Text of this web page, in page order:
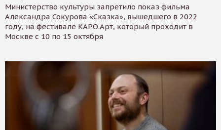
Министерство культуры запретило показ фильма
Александра Сокурова «Сказка», вышедшего в 2022
году, на фестивале КАРО.Арт, который проходит в
Москве с 10 по 15 октября